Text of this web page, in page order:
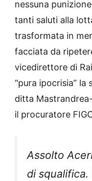
nessuna
tanti saluti alla
trasformata in
facciata da
vicedirettore di
“pura ipocrisia” la
ditta
il procuratore
Assolto
di squalifica.